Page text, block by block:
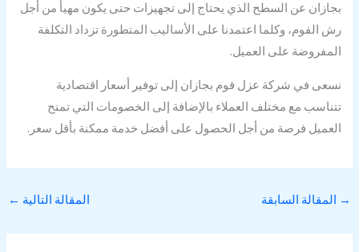
بجازان عن السطح الذي يحتاج إلى تجهيزات حتى يكون مهيأ من أجل
رش الفوم، وكلما اعتمدنا على الأساليب المتطورة تزداد التكلفة
المفروضة على العميل.
نسعى في شركة عزل فوم بجازان إلى توفير أسعار اقتصادية
تتناسب مع مختلف العملاء بالإضافة إلى الخصومات التي تمنح
العميل فرصة من أجل الحصول على أفضل خدمة ممكنة بأقل سعر.
→ المقالة السابقة المقالة التالية ←